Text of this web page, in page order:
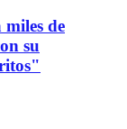
de
su